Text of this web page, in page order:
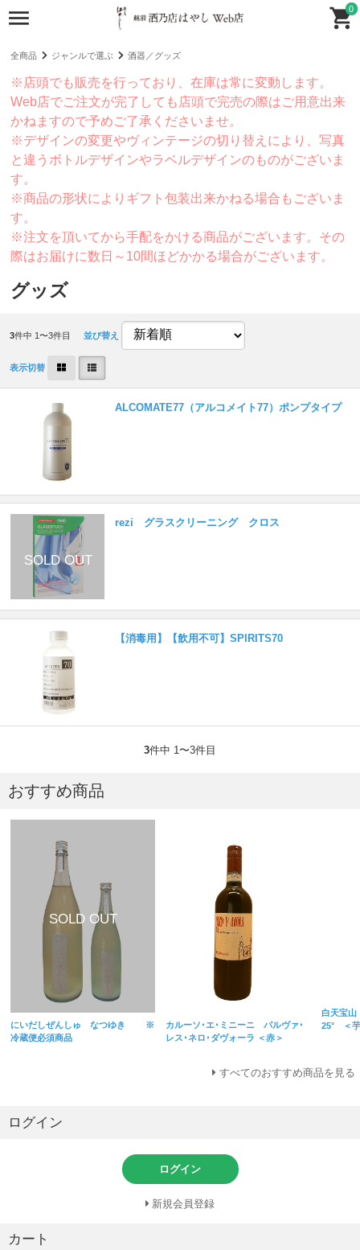
0
全商品 ジャンルで選ぶ 酒器／グッズ
※店頭でも販売を行っており、在庫は常に変動します。
Web店でご注文が完了しても店頭で完売の際はご用意出来
かねますので予めご了承くださいませ。
※デザインの変更やヴィンテージの切り替えにより、写真
と違うボトルデザインやラベルデザインのものがございま
す。
※商品の形状によりギフト包装出来かねる場合もございま
す。
※注文を頂いてから手配をかける商品がございます。その
際はお届けに数日～10間ほどかかる場合がございます。
グッズ
3件中 1〜3件目 並び替え
表示切替
ALCOMATE77（アルコメイト77）ポンプタイプ
rezi グラスクリーニング クロス
【消毒用】【飲用不可】SPIRITS70
3件中 1〜3件目
おすすめ商品
にいだしぜんしゅ なつゆき ※
冷蔵便必須商品
カルーソ･エ･ミニーニ パルヴァ･
レス･ネロ･ダヴォーラ ＜赤＞
白天宝山
25° ＜
すべてのおすすめ商品を見る
ログイン
ログイン
新規会員登録
カート